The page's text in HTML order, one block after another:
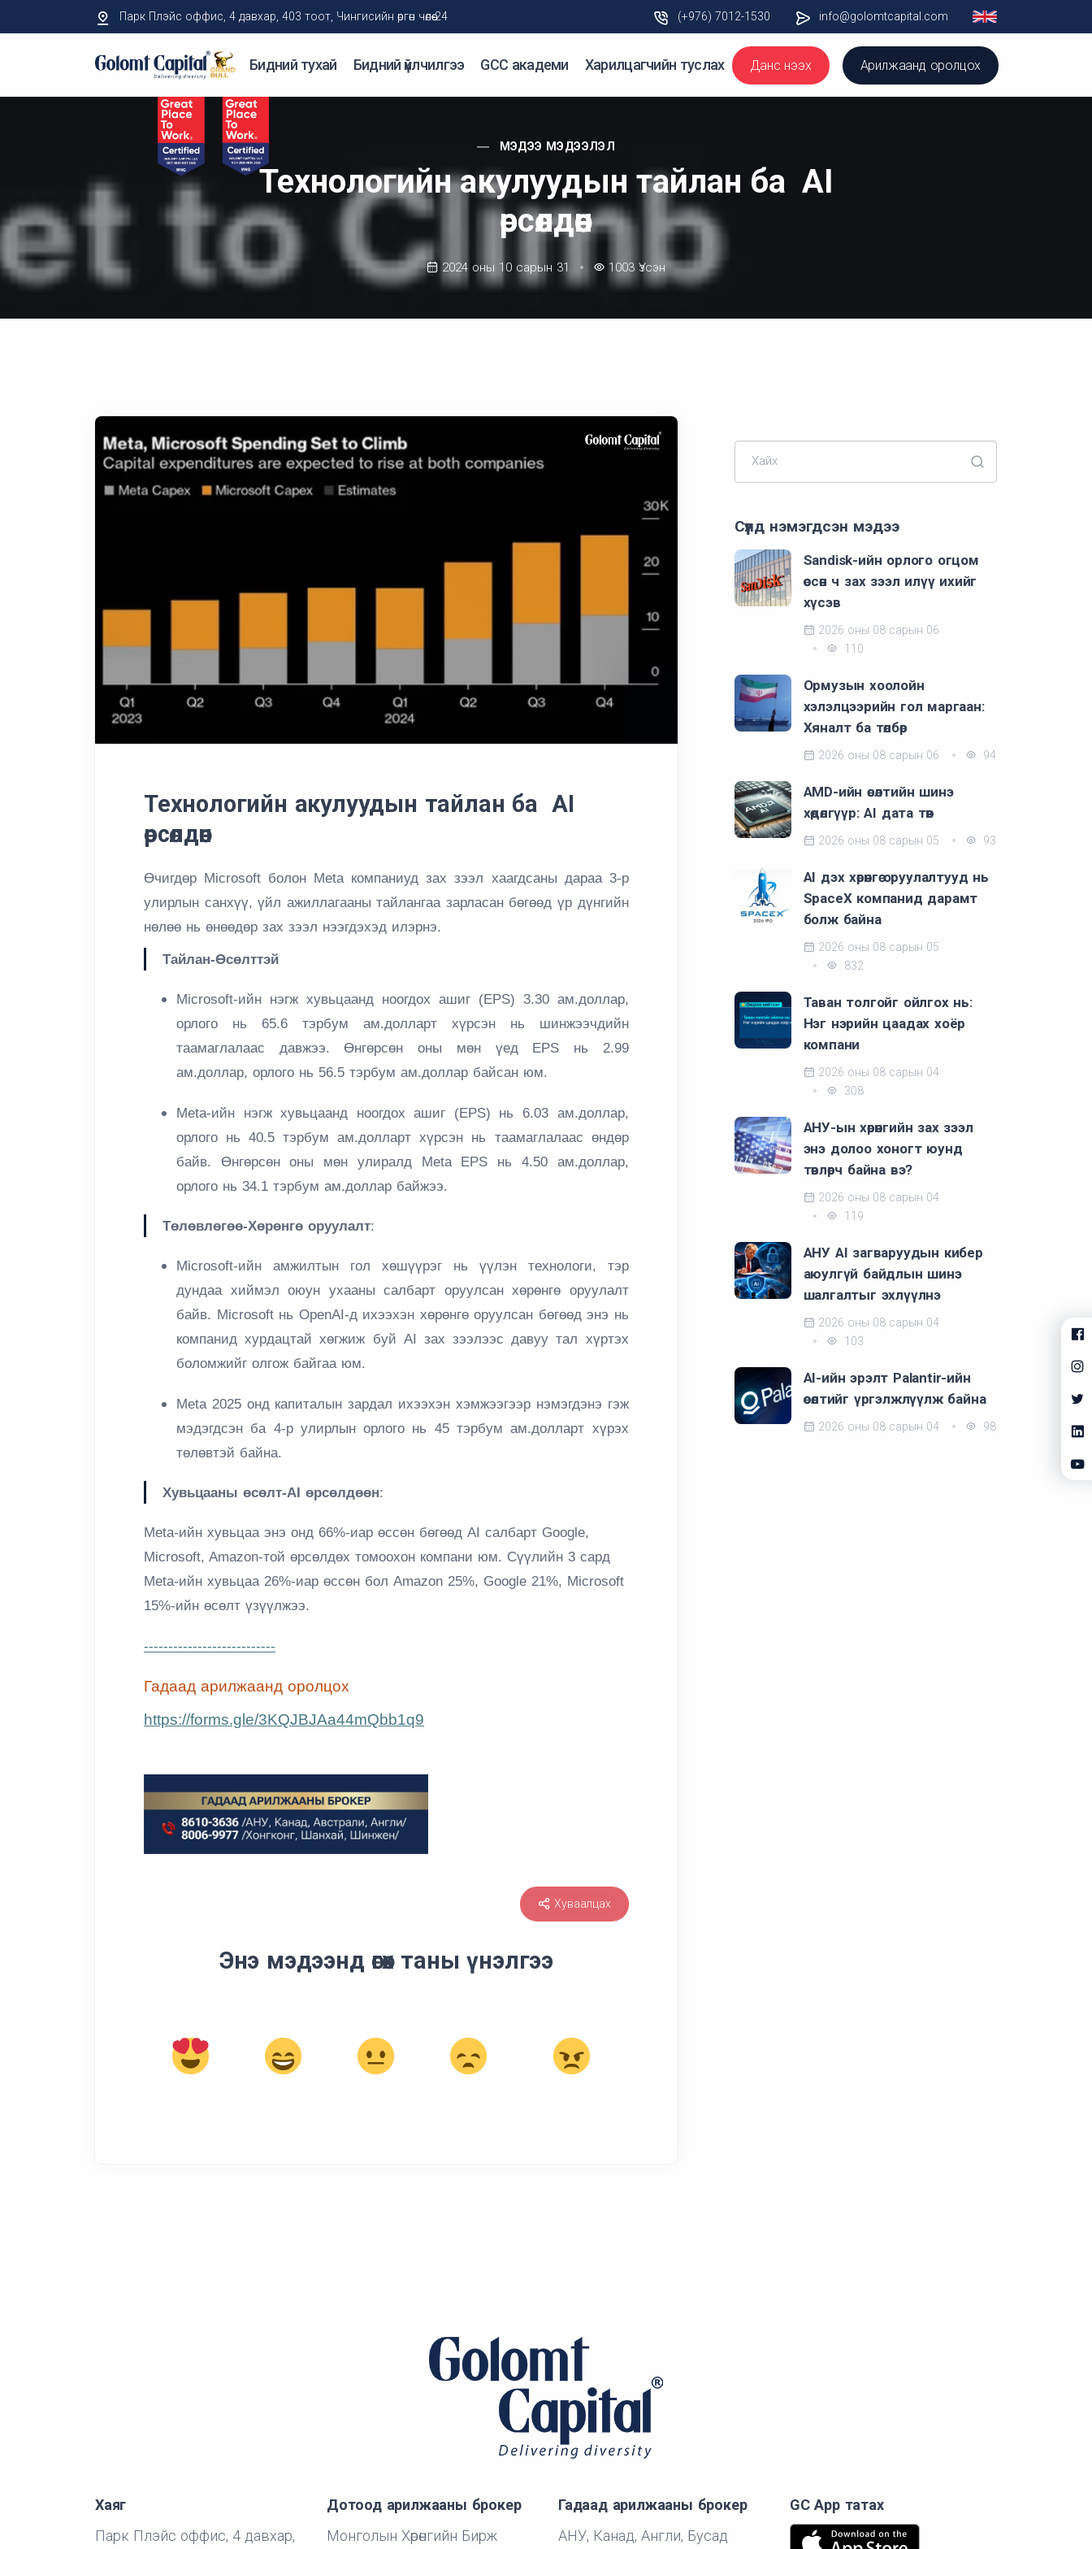
Парк Плэйс оффис, 4 давхар, 403 тоот, Чингисийн өргөн чөлөө-24 (+976) 7012-1530 info@golomtcapital.com
Бидний тухай Бидний үйлчилгээ GCC академи Харилцагчийн туслах Данс нээх Арилжаанд оролцох
МЭДЭЭ МЭДЭЭЛЭЛ
Технологийн акулуудын тайлан ба AI
өрсөлдөөн
2024 оны 10 сарын 31 1003 Үзсэн
Технологийн акулуудын тайлан ба AI
өрсөлдөөн
Өчигдөр Microsoft болон Meta компаниуд зах зээл хаагдсаны дараа 3-р
улирлын санхүү, үйл ажиллагааны тайлангаа зарласан бөгөөд үр дүнгийн
нөлөө нь өнөөдөр зах зээл нээгдэхэд илэрнэ.
Тайлан-Өсөлттэй
Microsoft-ийн нэгж хувьцаанд ноогдох ашиг (EPS) 3.30 ам.доллар,
орлого нь 65.6 тэрбум ам.долларт хүрсэн нь шинжээчдийн
таамаглалаас давжээ. Өнгөрсөн оны мөн үед EPS нь 2.99
ам.доллар, орлого нь 56.5 тэрбум ам.доллар байсан юм.
Meta-ийн нэгж хувьцаанд ноогдох ашиг (EPS) нь 6.03 ам.доллар,
орлого нь 40.5 тэрбум ам.долларт хүрсэн нь таамаглалаас өндөр
байв. Өнгөрсөн оны мөн улиралд Meta EPS нь 4.50 ам.доллар,
орлого нь 34.1 тэрбум ам.доллар байжээ.
Төлөвлөгөө-Хөрөнгө оруулалт:
Microsoft-ийн амжилтын гол хөшүүрэг нь үүлэн технологи, тэр
дундаа хиймэл оюун ухааны салбарт оруулсан хөрөнгө оруулалт
байв. Microsoft нь OpenAI-д ихээхэн хөрөнгө оруулсан бөгөөд энэ нь
компанид хурдацтай хөгжиж буй AI зах зээлээс давуу тал хүртэх
боломжийг олгож байгаа юм.
Meta 2025 онд капиталын зардал ихээхэн хэмжээгээр нэмэгдэнэ гэж
мэдэгдсэн ба 4-р улирлын орлого нь 45 тэрбум ам.долларт хүрэх
төлөвтэй байна.
Хувьцааны өсөлт-AI өрсөлдөөн:
Meta-ийн хувьцаа энэ онд 66%-иар өссөн бөгөөд AI салбарт Google,
Microsoft, Amazon-той өрсөлдөх томоохон компани юм. Сүүлийн 3 сард
Meta-ийн хувьцаа 26%-иар өссөн бол Amazon 25%, Google 21%, Microsoft
15%-ийн өсөлт үзүүлжээ.
---------------------------
Гадаад арилжаанд оролцох
https://forms.gle/3KQJBJAa44mQbb1q9
Хуваалцах
Энэ мэдээнд өгөх таны үнэлгээ
Хайх
Сүүлд нэмэгдсэн мэдээ
Sandisk-ийн орлого огцом
өссөн ч зах зээл илүү ихийг
хүсэв
2026 оны 08 сарын 06
110
Ормузын хоолойн
хэлэлцээрийн гол маргаан:
Хяналт ба төлбөр
2026 оны 08 сарын 06 94
AMD-ийн өсөлтийн шинэ
хөдөлгүүр: AI дата төв
2026 оны 08 сарын 05 93
AI дэх хөрөнгө оруулалтууд нь
SpaceX компанид дарамт
болж байна
2026 оны 08 сарын 05
832
Таван толгойг ойлгох нь:
Нэг нэрийн цаадах хоёр
компани
2026 оны 08 сарын 04
308
АНУ-ын хөрөнгийн зах зээл
энэ долоо хоногт юунд
төвлөрч байна вэ?
2026 оны 08 сарын 04
119
АНУ AI загваруудын кибер
аюулгүй байдлын шинэ
шалгалтыг эхлүүлнэ
2026 оны 08 сарын 04
103
AI-ийн эрэлт Palantir-ийн
өсөлтийг үргэлжлүүлж байна
2026 оны 08 сарын 04 98
Хаяг
Парк Плэйс оффис, 4 давхар,
Дотоод арилжааны брокер
Монголын Хөрөнгийн Бирж
Гадаад арилжааны брокер
АНУ, Канад, Англи, Бусад
GC App татах